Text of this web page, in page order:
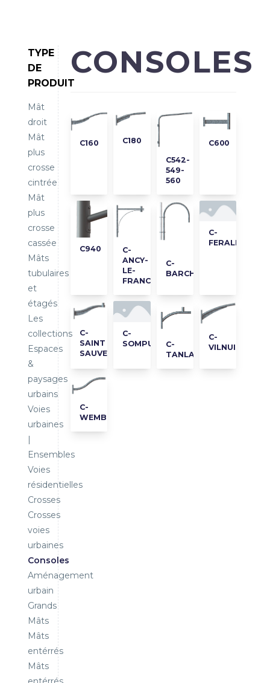
TYPE
DE
PRODUIT
Mât
droit
Mât
plus
crosse
cintrée
Mât
plus
crosse
cassée
Mâts
tubulaires
et
étagés
Les
collections
Espaces
&
paysages
urbains
Voies
urbaines
|
Ensembles
Voies
résidentielles
Crosses
Crosses
voies
urbaines
Consoles
Aménagement
urbain
Grands
Mâts
Mâts
entérrés
Mâts
CONSOLES
C160 C180
C542-
549-
560
C600
C940
C-
ANCY-
LE-
FRANC
C-
BARCHETTA
C-
FERALIA
C-
SAINT
SAUVEUR
C-
SOMPUIS
C-
TANLAY
C-
VILNUIS
C-
WEMBLEY